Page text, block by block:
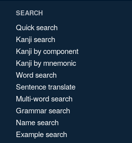
SEARCH
Quick search
Kanji search
Kanji by component
Kanji by mnemonic
Word search
Sentence translate
Multi-word search
Grammar search
Name search
Example search